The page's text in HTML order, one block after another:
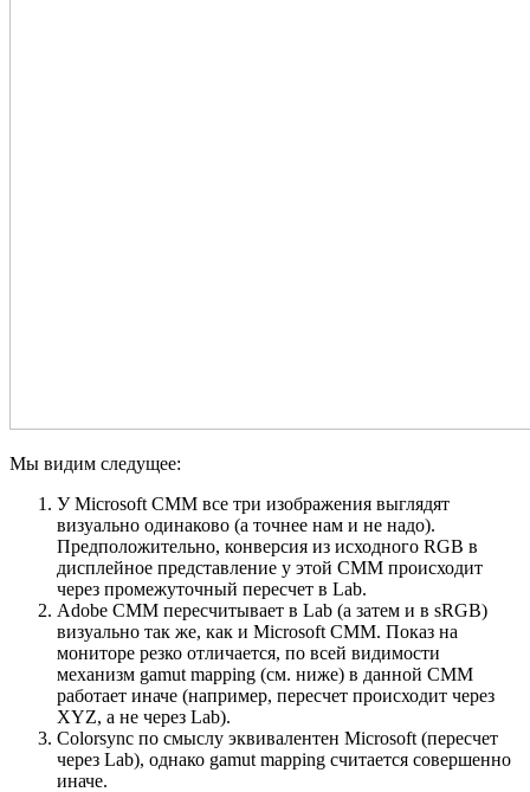
Мы видим следущее:
У Microsoft CMM все три изображения выглядят
визуально одинаково (а точнее нам и не надо).
Предположительно, конверсия из исходного RGB в
дисплейное представление у этой CMM происходит
через промежуточный пересчет в Lab.
Adobe CMM пересчитывает в Lab (а затем и в sRGB)
визуально так же, как и Microsoft CMM. Показ на
мониторе резко отличается, по всей видимости
механизм gamut mapping (см. ниже) в данной CMM
работает иначе (например, пересчет происходит через
XYZ, а не через Lab).
Colorsync по смыслу эквивалентен Microsoft (пересчет
через Lab), однако gamut mapping считается совершенно
иначе.